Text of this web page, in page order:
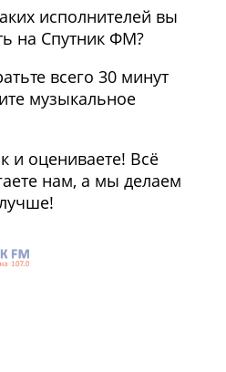
исполнителей вы
на Спутник ФМ?
всего 30 минут
музыкальное
и оцениваете! Всё
нам, а мы делаем